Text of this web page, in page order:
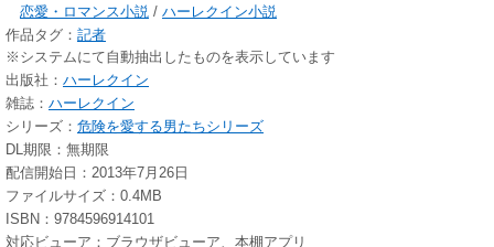
恋愛・ロマンス小説 / ハーレクイン小説
作品タグ： 記者
※システムにて自動抽出したものを表示しています
出版社： ハーレクイン
雑誌： ハーレクイン
シリーズ： 危険を愛する男たちシリーズ
DL期限：無期限
配信開始日：2013年7月26日
ファイルサイズ：0.4MB
ISBN：9784596914101
対応ビューア：ブラウザビューア、本棚アプリ